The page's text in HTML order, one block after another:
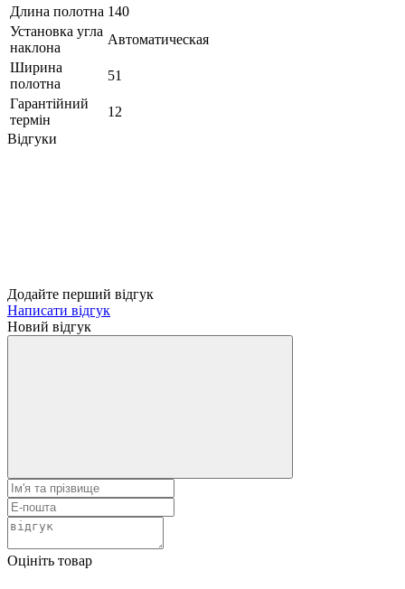
Длина полотна 140
Установка угла
наклона
Автоматическая
Ширина
полотна
51
Гарантійний
термін
12
Відгуки
Додайте перший відгук
Написати відгук
Новий відгук
Оцініть товар